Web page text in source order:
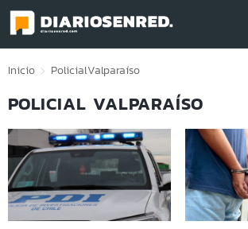
Click acá para ir directamente al contenido
Inicio PolicialValparaíso
POLICIAL VALPARAÍSO